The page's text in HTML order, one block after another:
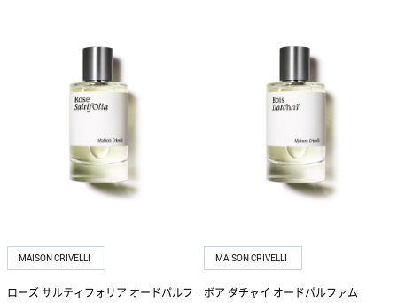
ISSEY MIYAKE
ジャルダン デ パルファム ホーム
JIMMY CHOO
JULIETTE HAS A GUN
ジュリエット ハズ ア ガン
MAISON CRIVELLI
ローズ サルティフォリア オードパルフ
MAISON CRIVELLI
ボア ダチャイ オードパルファム